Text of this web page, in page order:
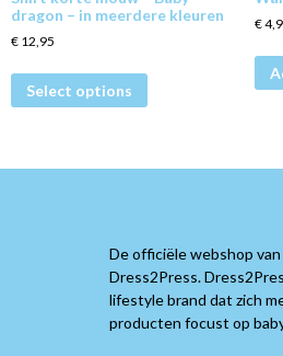
dragon – in meerdere kleuren
€ 12,95
Select options
€
De officiële webshop van
Dress2Press.
lifestyle brand dat zich
producten focust op